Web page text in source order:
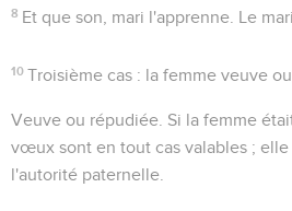
8 Et que son, mari l'apprenne . Le
10 Troisième cas : la femme veuve
Veuve ou répudiée . Si la femme
vœux sont en tout cas valables ; elle
l'autorité paternelle.